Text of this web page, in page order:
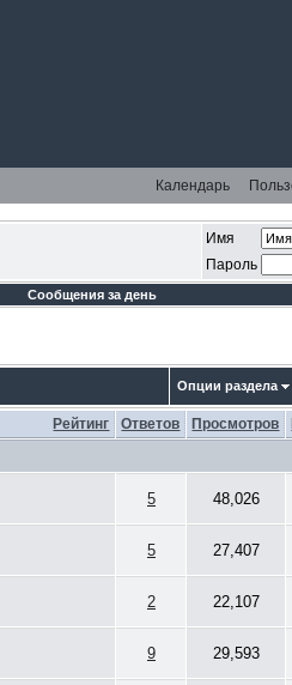
Календарь
Имя
Пароль
Сообщения за день
Опции раздела
Рейтинг Ответов Просмотров
5 48,026
5 27,407
2 22,107
9 29,593